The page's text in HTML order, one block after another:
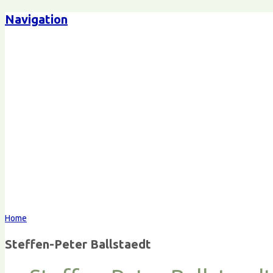
Navigation
Home
Steffen-Peter Ballstaedt